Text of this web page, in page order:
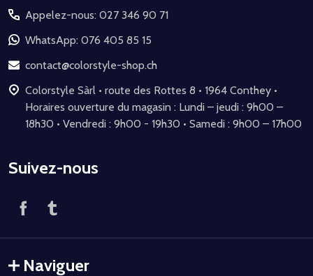
pied
de
page
Appelez-nous: 027 346 90 71
WhatsApp: 076 405 85 15
contact@colorstyle-shop.ch
Colorstyle Sàrl • route des Rottes 8 • 1964 Conthey •
Horaires ouverture du magasin : Lundi – jeudi : 9h00 –
18h30 • Vendredi : 9h00 - 19h30 • Samedi : 9h00 – 17h00
Suivez-nous
Naviguer